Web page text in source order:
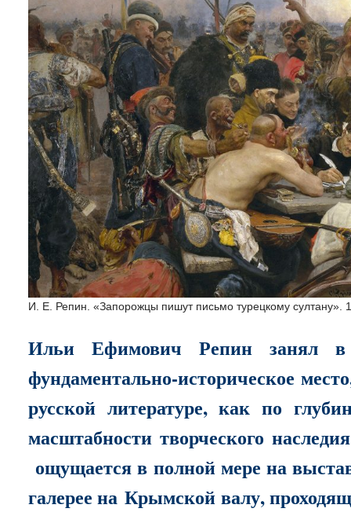
И. Е. Репин. «Запорожцы пишут письмо турецкому султану».
Ильи Ефимович Репин занял в
фундаментально-историческое
русской литературе, как по
масштабности творческого
ощущается в полной мере на
галерее на Крымской валу,